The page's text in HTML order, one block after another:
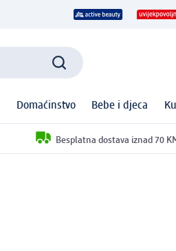
Domaćinstvo Bebe i djeca
Besplatna dostava iznad 70